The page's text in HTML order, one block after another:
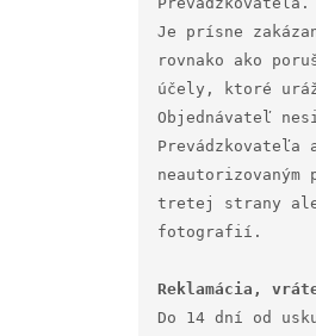
Je prísne
rovnako ako
účely, ktoré
Objednávateľ
Prevádzkovateľa
neautorizovaným
tretej strany
fotografií.
Do 14 dní od